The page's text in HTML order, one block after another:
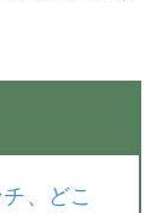
、どこ